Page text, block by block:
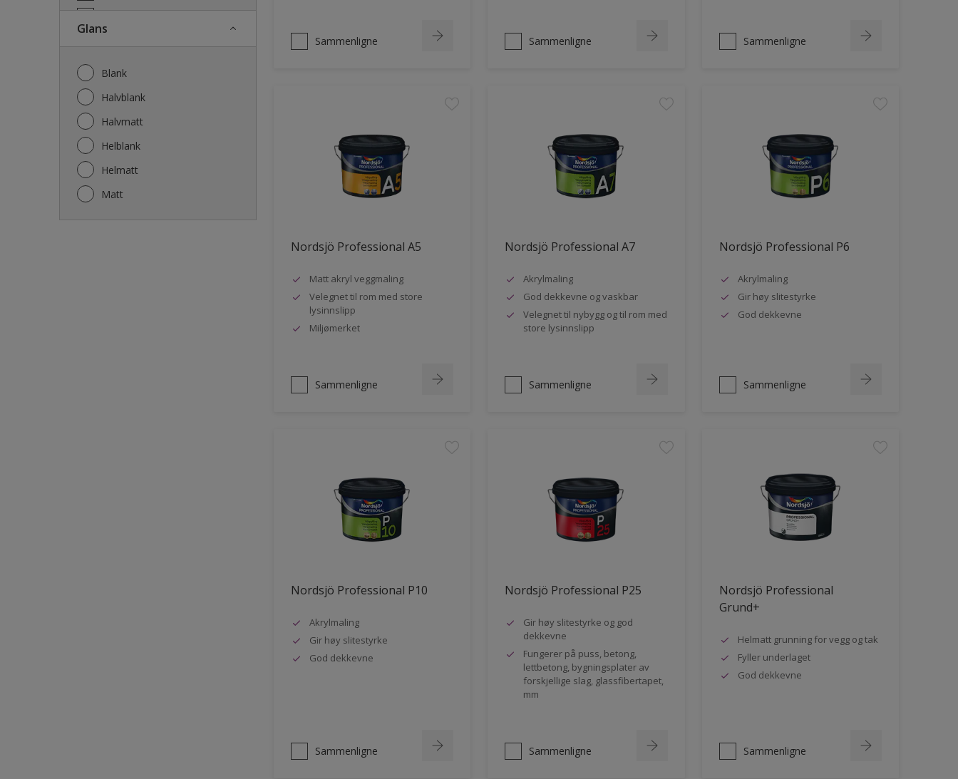
Glans
Blank
Halvblank
Halvmatt
Helblank
Helmatt
Matt
Sammenligne Sammenligne Sammenligne
Nordsjö Professional A5
Matt akryl veggmaling
Velegnet til rom med store
lysinnslipp
Miljømerket
Sammenligne
Nordsjö Professional A7
Akrylmaling
God dekkevne og vaskbar
Velegnet til nybygg og til rom med
store lysinnslipp
Sammenligne
Nordsjö Professional P6
Akrylmaling
Gir høy slitestyrke
God dekkevne
Sammenligne
Nordsjö Professional P10
Akrylmaling
Gir høy slitestyrke
God dekkevne
Sammenligne
Nordsjö Professional P25
Gir høy slitestyrke og god
dekkevne
Fungerer på puss, betong,
lettbetong, bygningsplater av
forskjellige slag, glassfibertapet,
mm
Sammenligne
Nordsjö Professional
Grund+
Helmatt grunning for vegg og tak
Fyller underlaget
God dekkevne
Sammenligne